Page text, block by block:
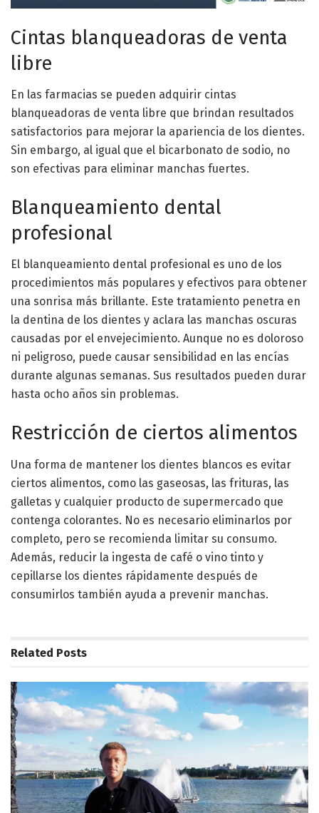
Cintas blanqueadoras de venta
libre
En las farmacias se pueden adquirir cintas
blanqueadoras de venta libre que brindan resultados
satisfactorios para mejorar la apariencia de los dientes.
Sin embargo, al igual que el bicarbonato de sodio, no
son efectivas para eliminar manchas fuertes.
Blanqueamiento dental
profesional
El blanqueamiento dental profesional es uno de los
procedimientos más populares y efectivos para obtener
una sonrisa más brillante. Este tratamiento penetra en
la dentina de los dientes y aclara las manchas oscuras
causadas por el envejecimiento. Aunque no es doloroso
ni peligroso, puede causar sensibilidad en las encías
durante algunas semanas. Sus resultados pueden durar
hasta ocho años sin problemas.
Restricción de ciertos alimentos
Una forma de mantener los dientes blancos es evitar
ciertos alimentos, como las gaseosas, las frituras, las
galletas y cualquier producto de supermercado que
contenga colorantes. No es necesario eliminarlos por
completo, pero se recomienda limitar su consumo.
Además, reducir la ingesta de café o vino tinto y
cepillarse los dientes rápidamente después de
consumirlos también ayuda a prevenir manchas.
Related Posts